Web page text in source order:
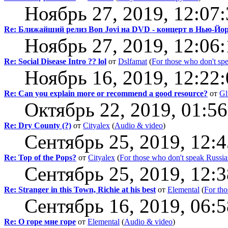
Ноябрь 27, 2019,
Re: Ближайший релиз Bon Jovi на DVD - концерт в Нью-
Ноябрь 27, 2019,
Re: Social Disease Intro ?? lol от Dslfamat (For those who don't
Ноябрь 16, 2019,
Re: Can you explain more or recommend a good resource? от
Октябрь 22, 2019,
Re: Dry County (?) от Cityalex (Audio & video)
Сентябрь 25, 2019,
Re: Top of the Pops? от Cityalex (For those who don't speak
Сентябрь 25, 2019,
Re: Stranger in this Town, Richie at his best от Elemental (For
Сентябрь 16, 2019,
Re: О горе мне горе от Elemental (Audio & video)